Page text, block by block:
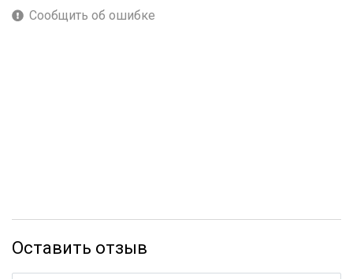
Сообщить об ошибке
Оставить отзыв